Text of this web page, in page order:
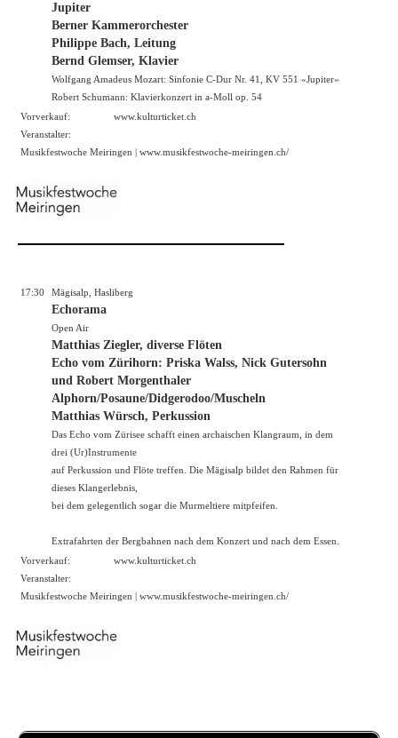
Jupiter
Berner Kammerorchester
Philippe Bach, Leitung
Bernd Glemser, Klavier
Wolfgang Amadeus Mozart: Sinfonie C-Dur Nr. 41, KV 551 «Jupiter»
Robert Schumann: Klavierkonzert in a-Moll op. 54
Vorverkauf:
www.kulturticket.ch
Veranstalter:
Musikfestwoche Meiringen | www.musikfestwoche-meiringen.ch/
17:30 Mägisalp, Hasliberg
Echorama
Open Air
Matthias Ziegler, diverse Flöten
Echo vom Zürihorn: Priska Walss, Nick Gutersohn
und Robert Morgenthaler
Alphorn/Posaune/Didgerodoo/Muscheln
Matthias Würsch, Perkussion
Das Echo vom Zürisee schafft einen archaischen Klangraum, in dem
drei (Ur)Instrumente
auf Perkussion und Flöte treffen. Die Mägisalp bildet den Rahmen für
dieses Klangerlebnis,
bei dem gelegentlich sogar die Murmeltiere mitpfeifen.
Extrafahrten der Bergbahnen nach dem Konzert und nach dem Essen.
Vorverkauf:
www.kulturticket.ch
Veranstalter:
Musikfestwoche Meiringen | www.musikfestwoche-meiringen.ch/